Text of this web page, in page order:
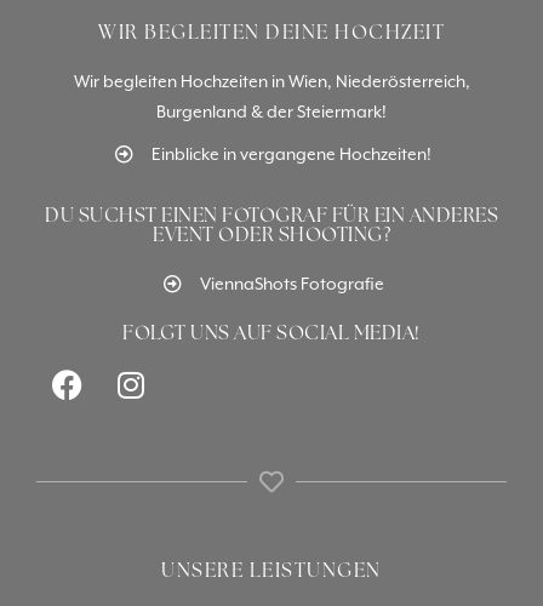
WIR BEGLEITEN DEINE HOCHZEIT
Wir begleiten Hochzeiten in Wien, Niederösterreich,
Burgenland & der Steiermark!
Einblicke in vergangene Hochzeiten!
DU SUCHST EINEN FOTOGRAF FÜR EIN ANDERES
EVENT ODER SHOOTING?
ViennaShots Fotografie
FOLGT UNS AUF SOCIAL MEDIA!
UNSERE LEISTUNGEN